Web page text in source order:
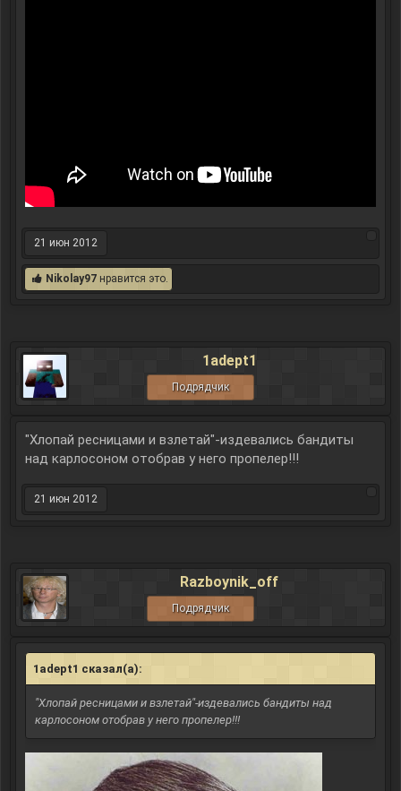
21 июн 2012
Nikolay97 нравится это.
1adept1
Подрядчик
"Хлопай ресницами и взлетай"-издевались бандиты
над карлосоном отобрав у него пропелер!!!
21 июн 2012
Razboynik_off
Подрядчик
1adept1 сказал(а):
"Хлопай ресницами и взлетай"-издевались бандиты над
карлосоном отобрав у него пропелер!!!